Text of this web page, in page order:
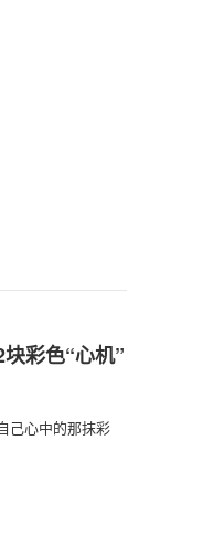
彩色“心机”
己心中的那抹彩